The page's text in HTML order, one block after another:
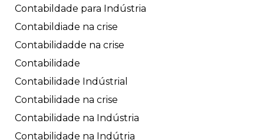
Contabildade para Indústria
Contabildiade na crise
Contabilidadde na crise
Contabilidade
Contabilidade Indústrial
Contabilidade na crise
Contabilidade na Indústria
Contabilidade na Indútria